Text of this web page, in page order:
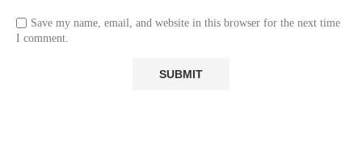
Save my name, email, and website in this browser for the next time
I comment.